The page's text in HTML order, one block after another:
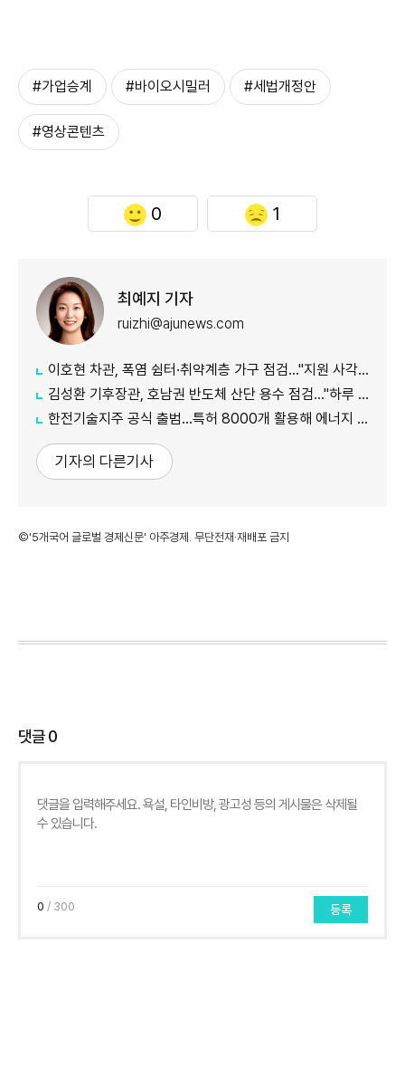
#가업승계 #바이오시밀러 #세법개정안
#영상콘텐츠
0 1
최예지 기자
ruizhi@ajunews.com
이호현 차관, 폭염 쉼터·취약계층 가구 점검…"지원 사각지대 최소화"
김성환 기후장관, 호남권 반도체 산단 용수 점검…"하루 30만t 재이용수 공급"
한전기술지주 공식 출범…특허 8000개 활용해 에너지 유니콘 키운다
기자의 다른기사
©'5개국어 글로벌 경제신문' 아주경제. 무단전재·재배포 금지
댓글0
0 / 300 등록